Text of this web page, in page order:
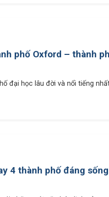
phố Oxford – thành
đại học lâu đời và nổi tiếng
4 thành phố đáng